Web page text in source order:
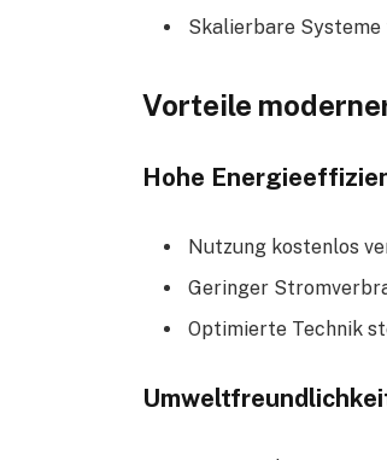
Skalierbare
Vorteile
Hohe
Nutzung kostenlos
Geringer
Optimierte Technik